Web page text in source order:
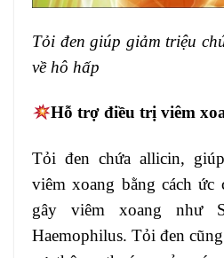
Tỏi đen giúp giảm triệu
về hô hấp
Hỗ trợ điều trị viêm
Tỏi đen chứa allicin,
viêm xoang bằng cách ức
gây viêm xoang như
Haemophilus. Tỏi đen